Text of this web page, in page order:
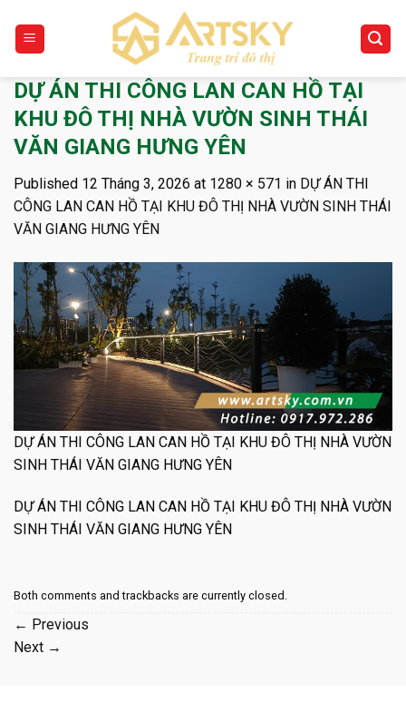
content
DỰ ÁN THI CÔNG LAN CAN HỒ TẠI
KHU ĐÔ THỊ NHÀ VƯỜN SINH THÁI
VĂN GIANG HƯNG YÊN
Published 12 Tháng 3, 2026 at 1280 × 571 in DỰ ÁN THI
CÔNG LAN CAN HỒ TẠI KHU ĐÔ THỊ NHÀ VƯỜN SINH THÁI
VĂN GIANG HƯNG YÊN
DỰ ÁN THI CÔNG LAN CAN HỒ TẠI KHU ĐÔ THỊ NHÀ VƯỜN
SINH THÁI VĂN GIANG HƯNG YÊN
DỰ ÁN THI CÔNG LAN CAN HỒ TẠI KHU ĐÔ THỊ NHÀ VƯỜN
SINH THÁI VĂN GIANG HƯNG YÊN
Both comments and trackbacks are currently closed.
← Previous
Next →